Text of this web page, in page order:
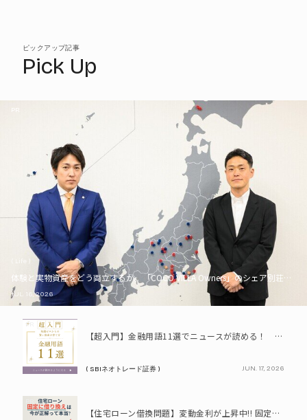
ピックアップ記事
Pick Up
PR
体験と実物資産をどう両立するか。「COCO VILLA Owners」のシェア別荘とい
JUL. 16, 2026
PR
【超入門】金融用語11選でニュースが読める！ 知識ゼロからの賢い資産の育て方
( SBIネオトレード証券 ) JUN. 17, 2026
【住宅ローン借換問題】変動金利が上昇中!! 固定に借り換えるなら今が正解って本当? シミュレーションで比較してみよう